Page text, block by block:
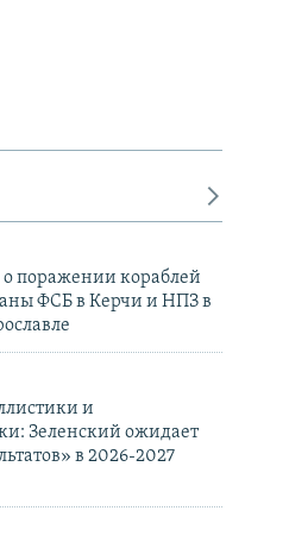
поражении кораблей
ФСБ в Керчи и НПЗ в
и
Зеленский ожидает
в 2026-2027